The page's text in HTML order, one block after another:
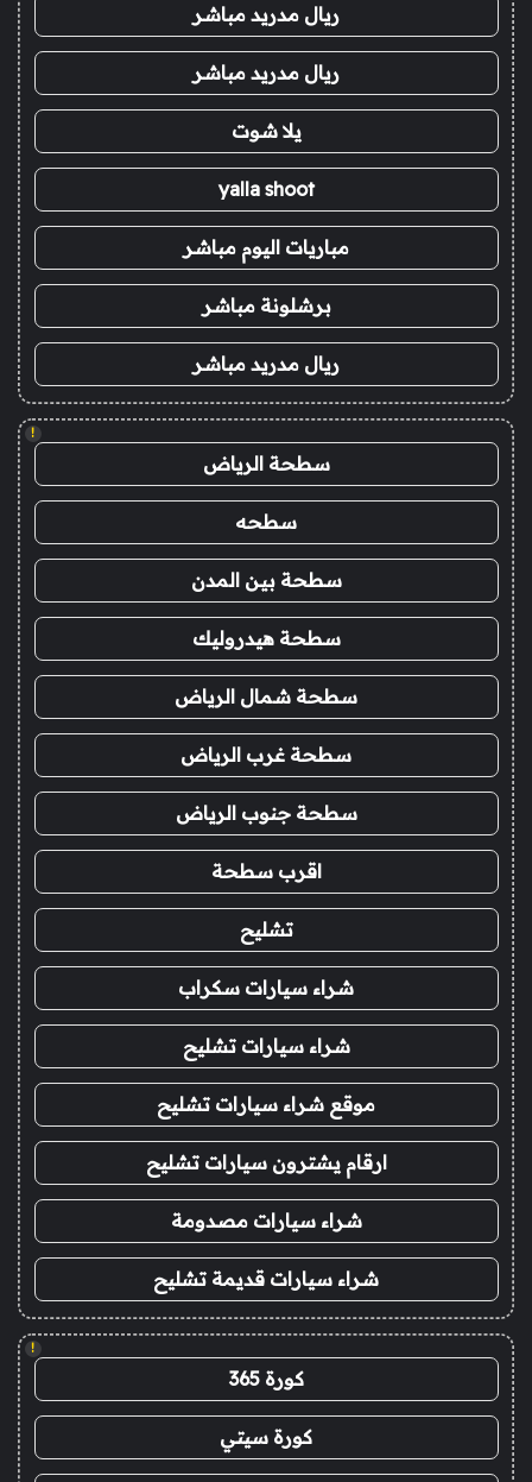
ريال مدريد مباشر
ريال مدريد مباشر
يلا شوت
yalla shoot
مباريات اليوم مباشر
برشلونة مباشر
ريال مدريد مباشر
!
سطحة الرياض
سطحه
سطحة بين المدن
سطحة هيدروليك
سطحة شمال الرياض
سطحة غرب الرياض
سطحة جنوب الرياض
اقرب سطحة
تشليح
شراء سيارات سكراب
شراء سيارات تشليح
موقع شراء سيارات تشليح
ارقام يشترون سيارات تشليح
شراء سيارات مصدومة
شراء سيارات قديمة تشليح
!
كورة 365
كورة سيتي